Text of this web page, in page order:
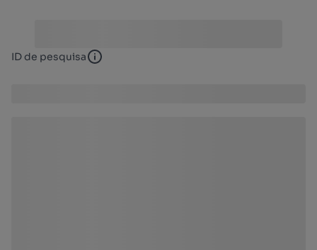
ID de pesquisa ID de pesquisa